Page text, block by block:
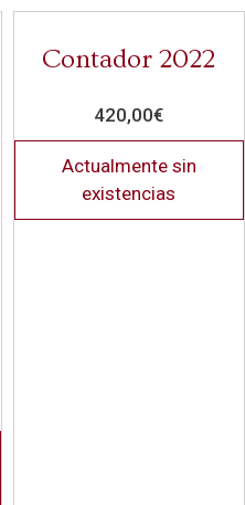
Contador 2022
420,00€
Actualmente sin
existencias